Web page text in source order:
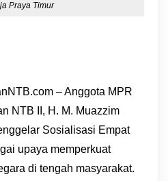
Praya Timur
– Anggota MPR
NTB II, H. M. Muazzim
Sosialisasi Empat
upaya memperkuat
di tengah masyarakat.